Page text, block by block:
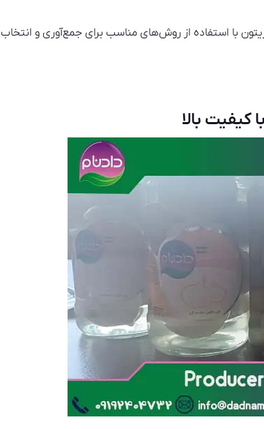
با استفاده از روش‌های مناسب برای جمع‌آوری و انتخاب
کیفیت بالا